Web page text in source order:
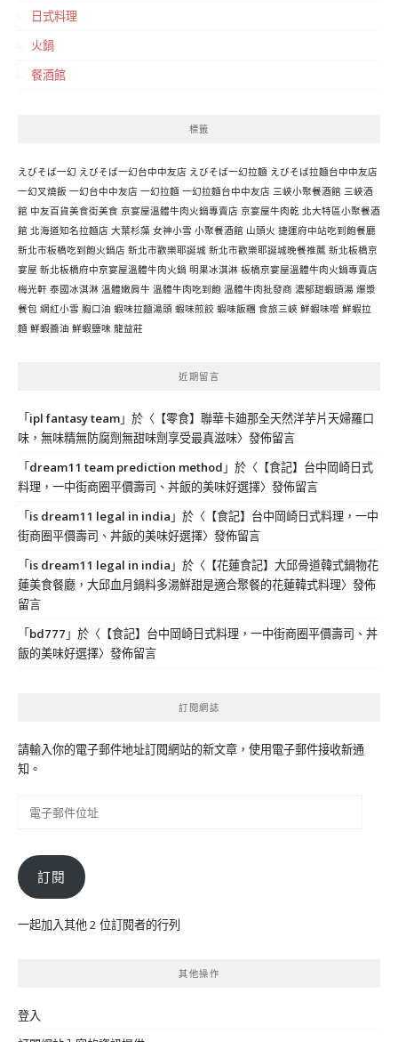
日式料理
火鍋
餐酒館
標籤
えびそば一幻 えびそば一幻台中中友店 えびそば一幻拉麵 えびそば拉麵台中中友店
一幻叉燒飯 一幻台中中友店 一幻拉麵 一幻拉麵台中中友店 三峽小聚餐酒館 三峽酒
館 中友百貨美食街美食 京宴屋溫體牛肉火鍋專賣店 京宴屋牛肉乾 北大特區小聚餐酒
館 北海道知名拉麵店 大葉杉藻 女神小雪 小聚餐酒館 山頭火 捷運府中站吃到飽餐廳
新北市板橋吃到飽火鍋店 新北市歡樂耶誕城 新北市歡樂耶誕城晚餐推薦 新北板橋京
宴屋 新北板橋府中京宴屋溫體牛肉火鍋 明果冰淇淋 板橋京宴屋溫體牛肉火鍋專賣店
梅光軒 泰國冰淇淋 溫體嫩肩牛 溫體牛肉吃到飽 溫體牛肉批發商 濃郁甜蝦頭湯 爆漿
餐包 網紅小雪 胸口油 蝦味拉麵湯頭 蝦味煎餃 蝦味飯糰 食旅三峽 鮮蝦味噌 鮮蝦拉
麵 鮮蝦醬油 鮮蝦鹽味 龍益莊
近期留言
「ipl fantasy team」於〈 【零食】聯華卡廸那全天然洋芋片天婦羅口
味，無味精無防腐劑無甜味劑享受最真滋味〉發佈留言
「dream11 team prediction method 」於〈 【食記】台中岡崎日式
料理，一中街商圈平價壽司、丼飯的美味好選擇〉發佈留言
「is dream11 legal in india 」於〈 【食記】台中岡崎日式料理，一中
街商圈平價壽司、丼飯的美味好選擇〉發佈留言
「is dream11 legal in india 」於〈 【花蓮食記】大邱骨道韓式鍋物花
蓮美食餐廳，大邱血月鍋料多湯鮮甜是適合聚餐的花蓮韓式料理〉發佈
留言
「bd777 」於〈 【食記】台中岡崎日式料理，一中街商圈平價壽司、丼
飯的美味好選擇〉發佈留言
訂閱網誌
請輸入你的電子郵件地址訂閱網站的新文章，使用電子郵件接收新通
知。
件
位
訂閱
一起加入其他 2 位訂閱者的行列
其他操作
登入